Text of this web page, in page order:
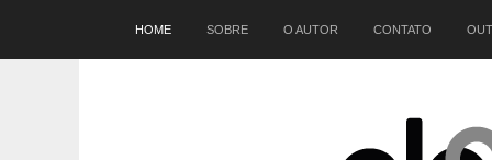
HOME SOBRE O AUTOR CONTATO Início